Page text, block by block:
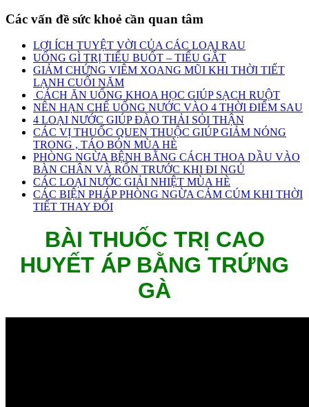
Các vấn đề sức khoẻ cần quan tâm
LỢI ÍCH TUYỆT VỜI CỦA CÁC LOẠI RAU
UỐNG GÌ TRỊ TIỂU BUỐT – TIỂU GẮT
GIẢM CHỨNG VIÊM XOANG MŨI KHI THỜI TIẾT
LẠNH CUỐI NĂM
CÁCH ĂN UỐNG KHOA HỌC GIÚP SẠCH RUỘT
NÊN HẠN CHẾ UỐNG NƯỚC VÀO 4 THỜI ĐIỂM SAU
4 LOẠI NƯỚC GIÚP ĐÀO THẢI SỎI THẬN
CÁC VỊ THUỐC QUEN THUỘC GIÚP GIẢM NÓNG
TRONG , TÁO BÓN MÙA HÈ
PHÒNG NGỪA BỆNH BẰNG CÁCH THOA DẦU VÀO
BÀN CHÂN VÀ RỐN TRƯỚC KHI ĐI NGỦ
CÁC LOẠI NƯỚC GIẢI NHIỆT MÙA HÈ
CÁC BIỆN PHÁP PHÒNG NGỪA CẢM CÚM KHI THỜI
TIẾT THAY ĐỔI
BÀI THUỐC TRỊ CAO
HUYẾT ÁP BẰNG TRỨNG
GÀ